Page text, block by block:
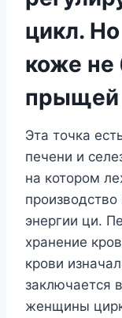
цикл.
коже не
Эта точка
печени и
на котором
энергии ци.
хранение
крови
заключается
женщины